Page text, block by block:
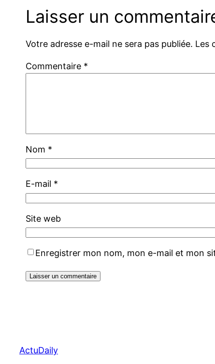
Laisser un
Votre adresse e-mail ne sera pas publiée. Les
Commentaire *
Nom *
E-mail *
Site web
Enregistrer mon nom, mon e-mail et mon
ActuDaily